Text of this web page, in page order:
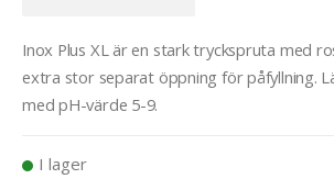
Inox Plus XL är en stark tryckspruta med
extra stor separat öppning för påfyllning.
med pH-värde 5-9.
I lager